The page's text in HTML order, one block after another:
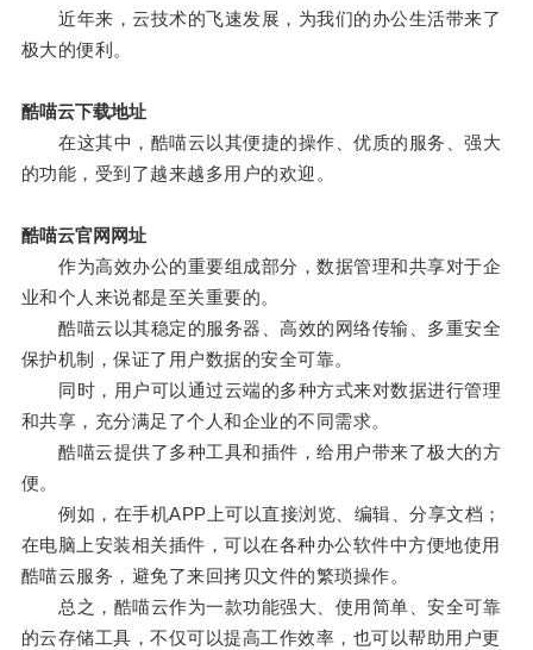
近年来，云技术的飞速发展，为我们的办公生活带来了
极大的便利。
酷喵云下载地址
在这其中，酷喵云以其便捷的操作、优质的服务、强大
的功能，受到了越来越多用户的欢迎。
酷喵云官网网址
作为高效办公的重要组成部分，数据管理和共享对于企
业和个人来说都是至关重要的。
酷喵云以其稳定的服务器、高效的网络传输、多重安全
保护机制，保证了用户数据的安全可靠。
同时，用户可以通过云端的多种方式来对数据进行管理
和共享，充分满足了个人和企业的不同需求。
酷喵云提供了多种工具和插件，给用户带来了极大的方
便。
例如，在手机APP上可以直接浏览、编辑、分享文档；
在电脑上安装相关插件，可以在各种办公软件中方便地使用
酷喵云服务，避免了来回拷贝文件的繁琐操作。
总之，酷喵云作为一款功能强大、使用简单、安全可靠
的云存储工具，不仅可以提高工作效率，也可以帮助用户更